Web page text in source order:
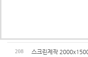
208 스크린제작